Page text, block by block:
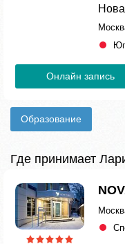
Онлайн запись
Образование
Где принимает